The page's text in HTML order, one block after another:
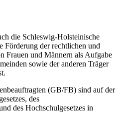
die Schleswig-Holsteinische
Förderung der rechtlichen und
Frauen und Männern als Aufgabe
sowie der anderen Träger
(GB/FB) sind auf der
des
des Hochschulgesetzes in